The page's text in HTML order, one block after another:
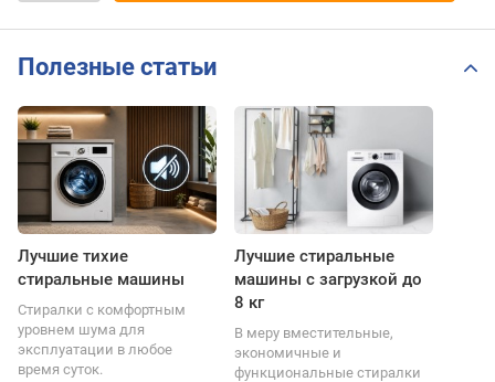
Полезные статьи
Лучшие тихие
стиральные машины
Стиралки с комфортным
уровнем шума для
эксплуатации в любое
время суток.
Лучшие стиральные
машины с загрузкой до
8 кг
В меру вместительные,
экономичные и
функциональные стиралки